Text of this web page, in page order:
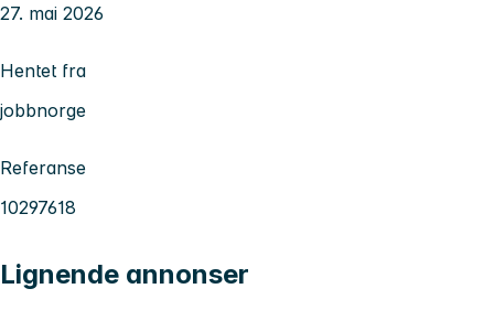
27. mai 2026
Hentet fra
jobbnorge
Referanse
10297618
Lignende annonser